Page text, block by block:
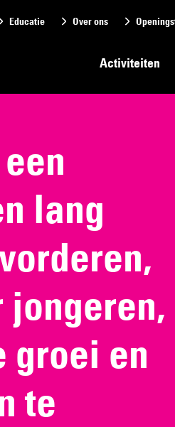
Activiteiten
Educatie Over ons
lang
jongeren,
groei en
te